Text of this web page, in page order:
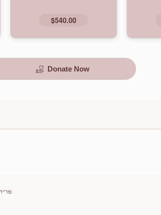
$540.00
Donate Now